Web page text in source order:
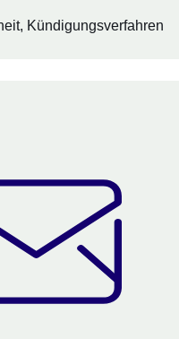
Kündigungsverfahren